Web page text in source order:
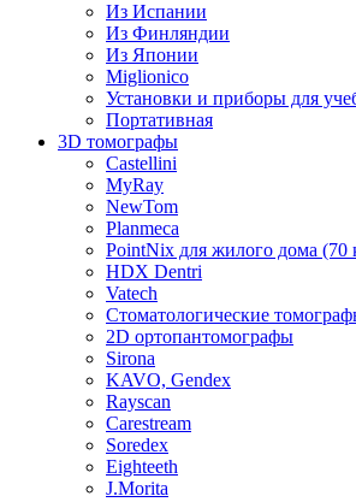
Из Испании
Из Финляндии
Из Японии
Miglionico
Установки и приборы для
Портативная
3D томографы
Castellini
MyRay
NewTom
Planmeca
PointNix для жилого дома (70
HDX Dentri
Vatech
Стоматологические
2D ортопантомографы
Sirona
KAVO, Gendex
Rayscan
Carestream
Soredex
Eighteeth
J.Morita